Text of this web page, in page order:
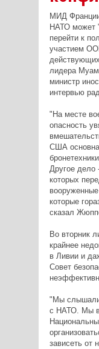
МИД Франции
НАТО может
перейти к
участием
лидера
министр
интервью
"На месте
опасность
США
Другое дело
которых
которые
сказал
Во вторник
крайнее
в Ливии и
Совет
"Мы слышали
с НАТО. Мы
зависеть от